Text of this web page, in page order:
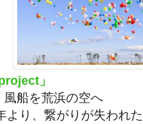
」
風船を荒浜の空へ
より、繋がりが失われ